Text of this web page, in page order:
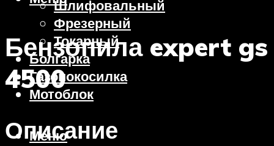
Шлифовальный
Фрезерный
Токарный
Болгарка
Газонокосилка
Мотоблок
Меню
Бензопила expert gs
4500
Описание